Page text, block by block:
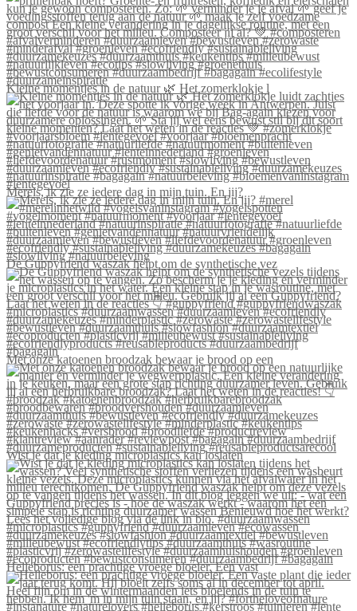
Kleine momentjes in de natuur 🌿 Het zomerklokje l
Merels, ik zie ze iedere dag in mijn tuin. En jij?
De Guppyfriend waszak helpt om de synthetische vez
Met onze katoenen broodzak bewaar je brood op een
Wist je dat je kleding microplastics kan loslaten
Helleborus: een prachtige vroege bloeier. Een vast